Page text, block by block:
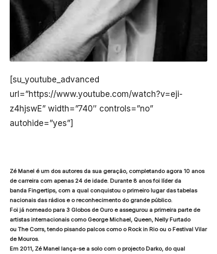
[su_youtube_advanced
url=”https://www.youtube.com/watch?v=eji-
z4hjswE” width=”740″ controls=”no”
autohide=”yes”]
Zé Manel é um dos autores da sua geração, completando agora 10 anos
de carreira com apenas 24 de idade. Durante 8 anos foi líder da
banda Fingertips, com a qual conquistou o primeiro lugar das tabelas
nacionais das rádios e o reconhecimento do grande público.
Foi já nomeado para 3 Globos de Ouro e assegurou a primeira parte de
artistas internacionais como George Michael, Queen, Nelly Furtado
ou The Corrs, tendo pisando palcos como o Rock in Rio ou o Festival Vilar
de Mouros.
Em 2011, Zé Manel lança-se a solo com o projecto Darko, do qual